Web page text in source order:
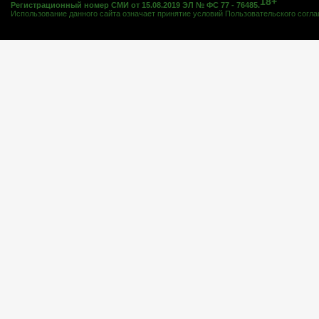
Регистрационный номер СМИ от 15.08.2019 ЭЛ № ФС 77 - 76485.
Использование данного сайта означает принятие условий Пользовательского